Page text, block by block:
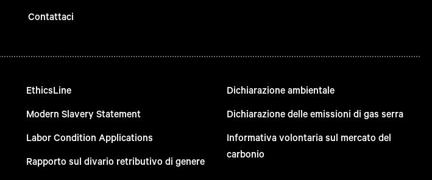
Contattaci
EthicsLine
Modern Slavery Statement
Labor Condition Applications
Rapporto sul divario retributivo di genere
Dichiarazione ambientale
Dichiarazione delle emissioni di gas serra
Informativa volontaria sul mercato del
carbonio